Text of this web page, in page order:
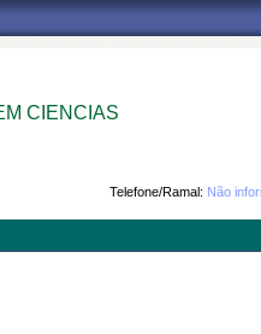
CIENCIAS
Telefone/Ramal: Não